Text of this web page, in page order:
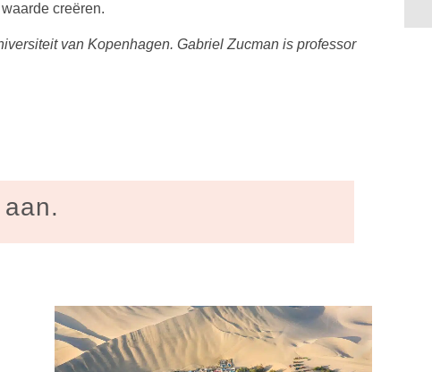
creëren.
van Kopenhagen. Gabriel Zucman is professor